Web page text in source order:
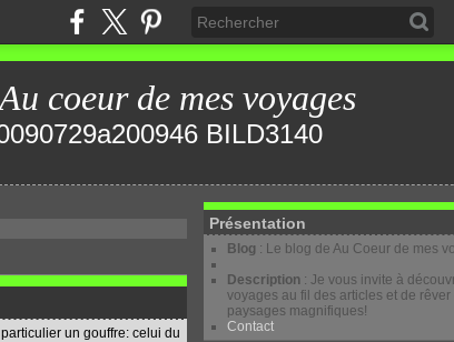
Au coeur de mes voyages
un gouffre: celui du
Présentation
Blog : Le blog de Au Coeur de mes
Description : Je vous invite à
voyages au fil des articles et de rêver
paysages magnifiques!
Contact